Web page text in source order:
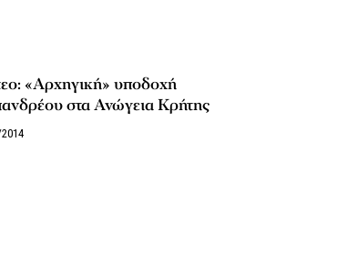
«Αρχηγική» υποδοχή
στα Ανώγεια Κρήτης